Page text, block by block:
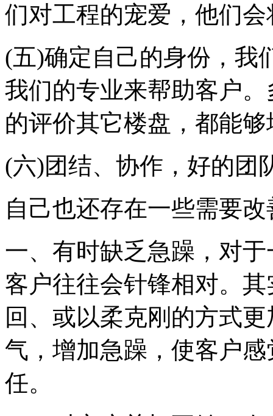
们对工程的宠爱，他们
(五)确定自己的身份，我
我们的专业来帮助客户
的评价其它楼盘，都能
(六)团结、协作，好的团
自己也还存在一些需要
一、有时缺乏急躁，对
客户往往会针锋相对。
回、或以柔克刚的方式
气，增加急躁，使客户
任。